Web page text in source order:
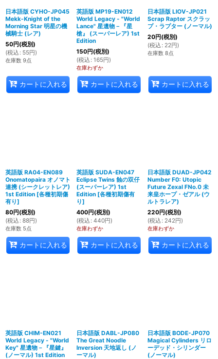
日本語版 CYHO-JP045
Mekk-Knight of the
Morning Star 明星の機
械騎士 (レア)
50円(税別)
(税込 : 55円)
在庫数 9点
カートに入れる
英語版 MP19-EN012
World Legacy - "World
Lance" 星遺物－『星
槍』 (スーパーレア) 1st
Edition
150円(税別)
(税込 : 165円)
在庫わずか
カートに入れる
日本語版 LIOV-JP021
Scrap Raptor スクラッ
プ・ラプター (ノーマル)
20円(税別)
(税込 : 22円)
在庫数 8点
カートに入れる
英語版 RA04-EN089
Onomatopaira オノマト
連携 (シークレットレア)
1st Edition [各種初期傷
有り]
80円(税別)
(税込 : 88円)
在庫数 5点
カートに入れる
英語版 SUDA-EN047
Eclipse Twins 蝕の双仔
(スーパーレア) 1st
Edition [各種初期傷有
り]
400円(税別)
(税込 : 440円)
在庫わずか
カートに入れる
日本語版 DUAD-JP042
Number F0: Utopic
Future Zexal FNo.0 未
来皇ホープ・ゼアル (ウ
ルトラレア)
220円(税別)
(税込 : 242円)
在庫わずか
カートに入れる
英語版 CHIM-EN021
World Legacy - "World
Key" 星遺物－『星鍵』
(ノーマル) 1st Edition
日本語版 DABL-JP080
The Great Noodle
Inversion 天地返し (ノ
ーマル)
日本語版 BODE-JP070
Magical Cylinders リロ
ーデッド・シリンダー
(ノーマル)